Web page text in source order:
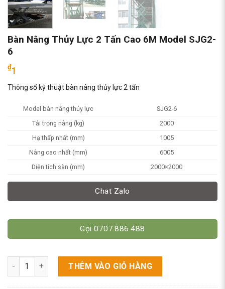
Bàn Nâng Thủy Lực 2 Tấn Cao 6M Model SJG2-
6
₫1
Thông số kỹ thuật bàn nâng thủy lực 2 tấn
Model bàn nâng thủy lực
SJG2-6
Tải trọng nâng (kg)
2000
Hạ thấp nhất (mm)
1005
Nâng cao nhất (mm)
6005
Diện tích sàn (mm)
2000×2000
Chat Zalo
Gọi 0707.886.488
Bàn Nâng Thủy Lực 2 Tấn Cao 6M Model SJG2-6 số lượng
THÊM VÀO GIỎ HÀNG